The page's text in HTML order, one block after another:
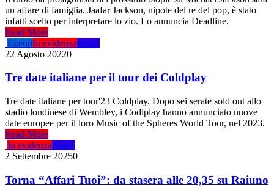
un affare di famiglia. Jaafar Jackson, nipote del re del pop, è stato
infatti scelto per interpretare lo zio. Lo annuncia Deadline.
Read More
EventiIn evidenzaNews
22 Agosto 20220
Tre date italiane per il tour dei Coldplay
Tre date italiane per tour'23 Coldplay. Dopo sei serate sold out allo
stadio londinese di Wembley, i Codlplay hanno annunciato nuove
date europee per il loro Music of the Spheres World Tour, nel 2023.
Read More
In evidenzaNews
2 Settembre 20250
Torna “Affari Tuoi”: da stasera alle 20,35 su Raiuno